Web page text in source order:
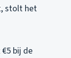
stolt het
bij de